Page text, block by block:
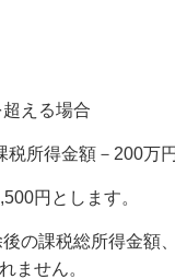
える場合
所得金額－200万
円とします。
の課税総所得金額
ません。